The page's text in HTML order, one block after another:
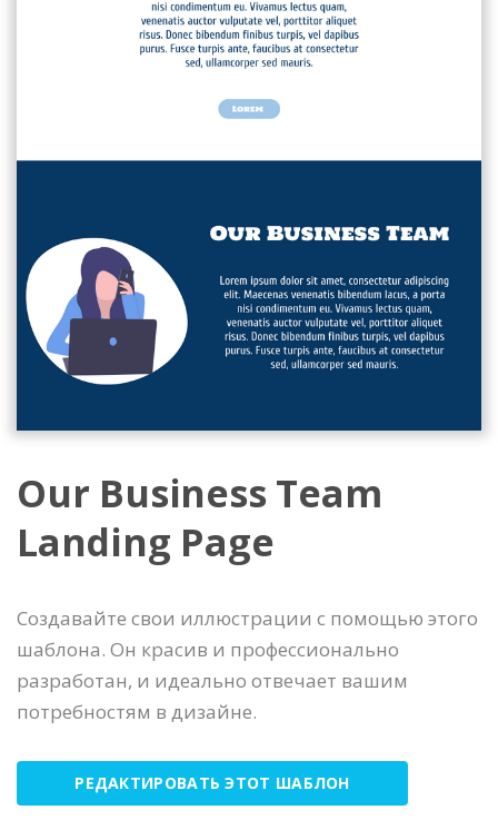
Our Business Team
Landing Page
Создавайте свои иллюстрации с помощью этого
шаблона. Он красив и профессионально
разработан, и идеально отвечает вашим
потребностям в дизайне.
РЕДАКТИРОВАТЬ ЭТОТ ШАБЛОН